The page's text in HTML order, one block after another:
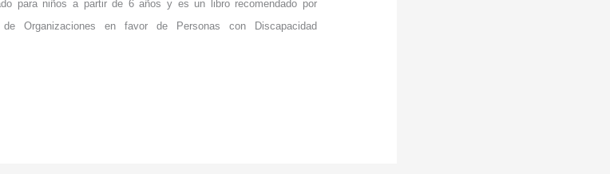
para niños a partir de 6 años y es un libro recomendado por
de Organizaciones en favor de Personas con Discapacidad